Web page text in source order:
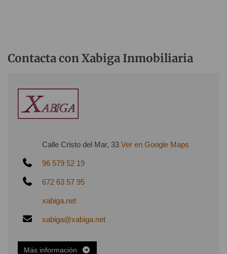
Contacta con Xabiga Inmobiliaria
Calle Cristo del Mar, 33 Ver en Google Maps
96 579 52 19
672 63 57 95
xabiga.net
xabiga@xabiga.net
Más información